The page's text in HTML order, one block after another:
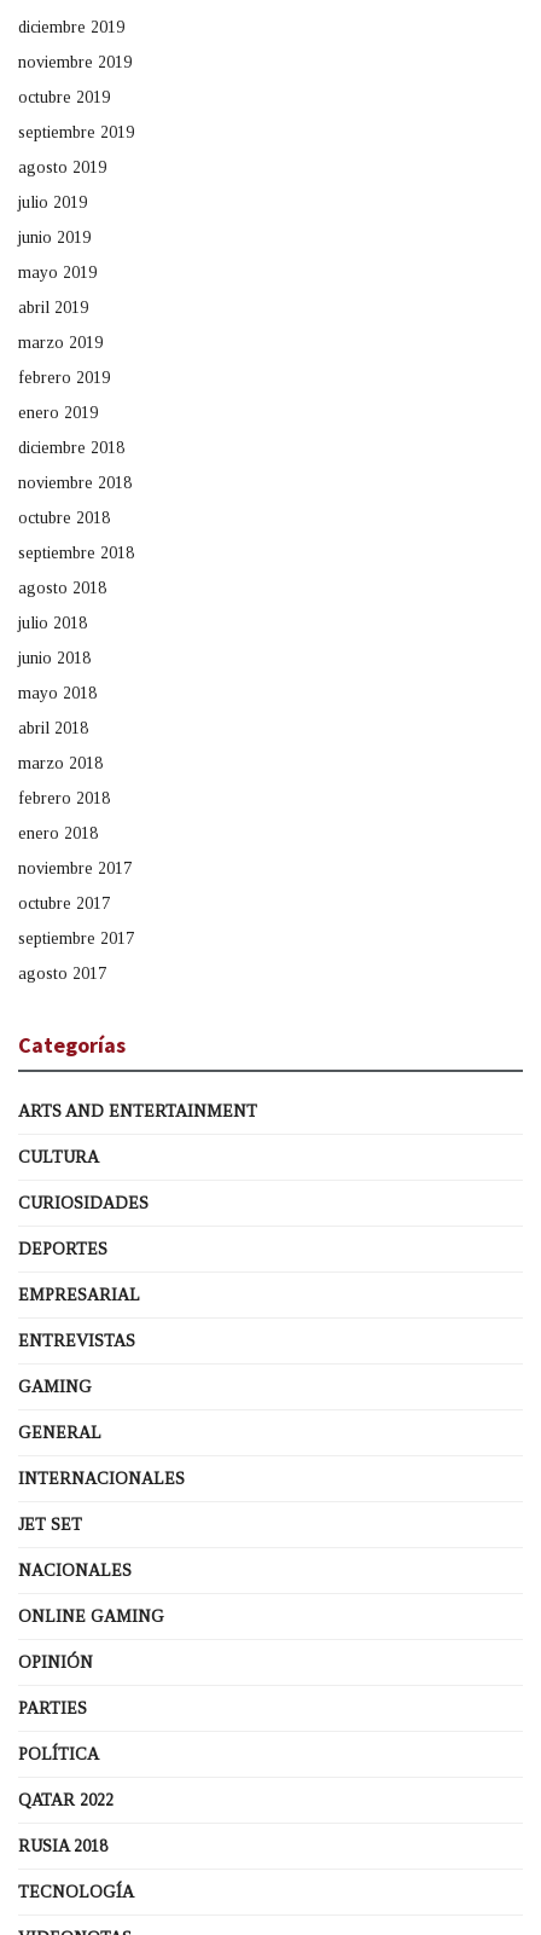
diciembre 2019
noviembre 2019
octubre 2019
septiembre 2019
agosto 2019
julio 2019
junio 2019
mayo 2019
abril 2019
marzo 2019
febrero 2019
enero 2019
diciembre 2018
noviembre 2018
octubre 2018
septiembre 2018
agosto 2018
julio 2018
junio 2018
mayo 2018
abril 2018
marzo 2018
febrero 2018
enero 2018
noviembre 2017
octubre 2017
septiembre 2017
agosto 2017
Categorías
ARTS AND ENTERTAINMENT
CULTURA
CURIOSIDADES
DEPORTES
EMPRESARIAL
ENTREVISTAS
GAMING
GENERAL
INTERNACIONALES
JET SET
NACIONALES
ONLINE GAMING
OPINIÓN
PARTIES
POLÍTICA
QATAR 2022
RUSIA 2018
TECNOLOGÍA